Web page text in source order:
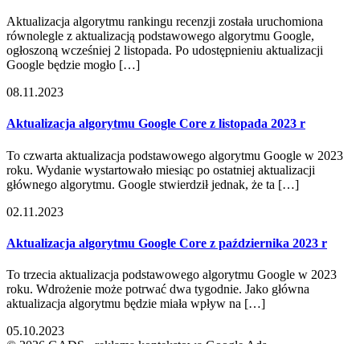
Aktualizacja algorytmu rankingu recenzji została uruchomiona
równolegle z aktualizacją podstawowego algorytmu Google,
ogłoszoną wcześniej 2 listopada. Po udostępnieniu aktualizacji
Google będzie mogło […]
08.11.2023
Aktualizacja algorytmu Google Core z listopada 2023 r
To czwarta aktualizacja podstawowego algorytmu Google w 2023
roku. Wydanie wystartowało miesiąc po ostatniej aktualizacji
głównego algorytmu. Google stwierdził jednak, że ta […]
02.11.2023
Aktualizacja algorytmu Google Core z października 2023 r
To trzecia aktualizacja podstawowego algorytmu Google w 2023
roku. Wdrożenie może potrwać dwa tygodnie. Jako główna
aktualizacja algorytmu będzie miała wpływ na […]
05.10.2023